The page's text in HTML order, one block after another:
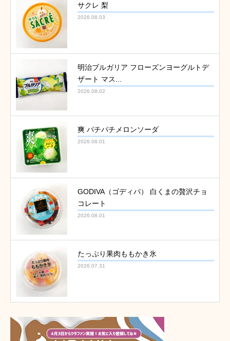
サクレ 梨
2026.08.03
明治ブルガリア フローズンヨーグルトデ
ザート マス...
2026.08.02
爽 パチパチメロンソーダ
2026.08.01
GODIVA（ゴディバ） 白くまの贅沢チョ
コレート
2026.08.01
たっぷり果肉ももかき氷
2026.07.31